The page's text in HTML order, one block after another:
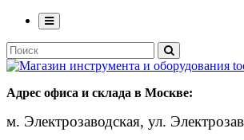
Адрес офиса и склада в Москве:
м. Электрозаводская, ул.